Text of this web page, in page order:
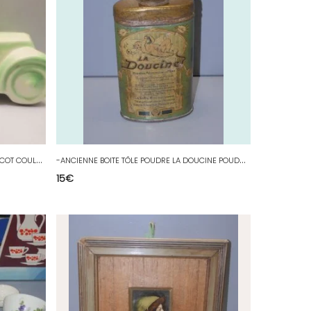
-
ANCIENNE TIRELIRE BARBOTINE VIEUX TACOT COULEUR VERTE COLLECTION VITRINE D -
ANCIENNE BOITE TÔLE POUDRE LA DOUCINE POUDRE PHILODERMIQUE VEGETO MINERALE D
15€